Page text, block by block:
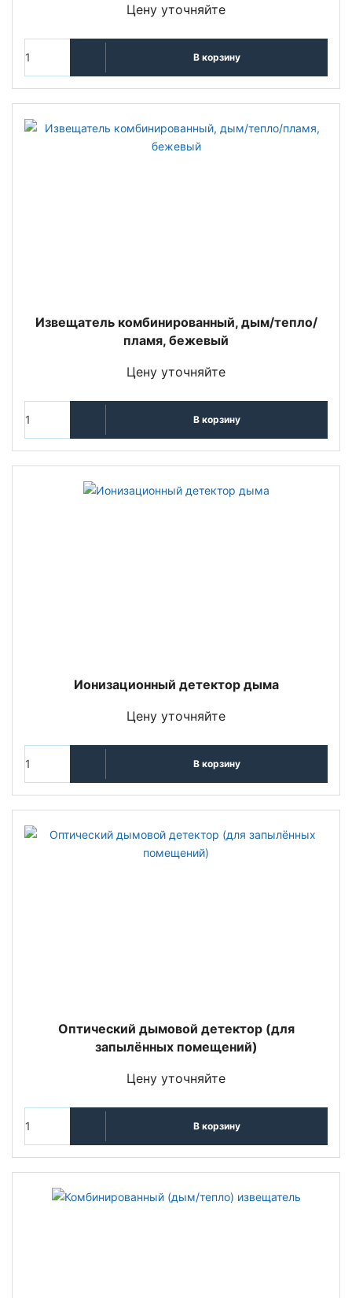
Цену уточняйте
В корзину
Извещатель комбинированный, дым/тепло/
пламя, бежевый
Цену уточняйте
В корзину
Ионизационный детектор дыма
Цену уточняйте
В корзину
Оптический дымовой детектор (для
запылённых помещений)
Цену уточняйте
В корзину